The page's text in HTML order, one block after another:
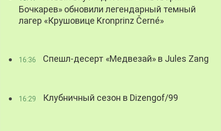
Бочкарев» обновили легендарный темный
лагер «Крушовице Kronprinz Černé»
16:36 Спешл-десерт «Медвезай» в Jules Zang
16:29 Клубничный сезон в Dizengof/99